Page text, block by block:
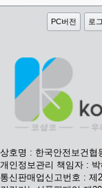
PC버전 로
상호명 : 한국안전보건
개인정보관리 책임자 :
통신판매업신고번호 : 제